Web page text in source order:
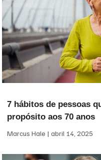
7 hábitos de pessoas
propósito aos 70 anos
Marcus Hale abril 14, 2025